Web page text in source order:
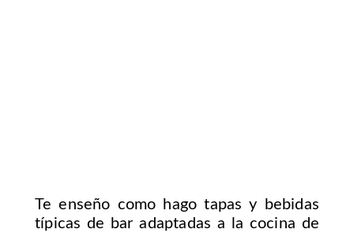
Te enseño como hago tapas y bebidas
típicas de bar adaptadas a la cocina de